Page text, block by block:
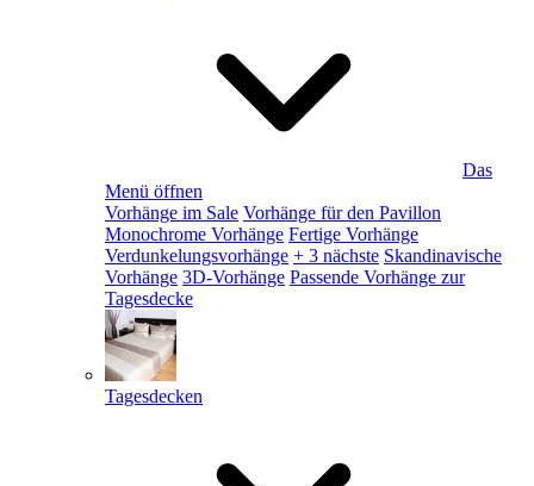
Das
Menü öffnen
Vorhänge im Sale Vorhänge für den Pavillon
Monochrome Vorhänge Fertige Vorhänge
Verdunkelungsvorhänge + 3 nächste Skandinavische
Vorhänge 3D-Vorhänge Passende Vorhänge zur
Tagesdecke
Tagesdecken